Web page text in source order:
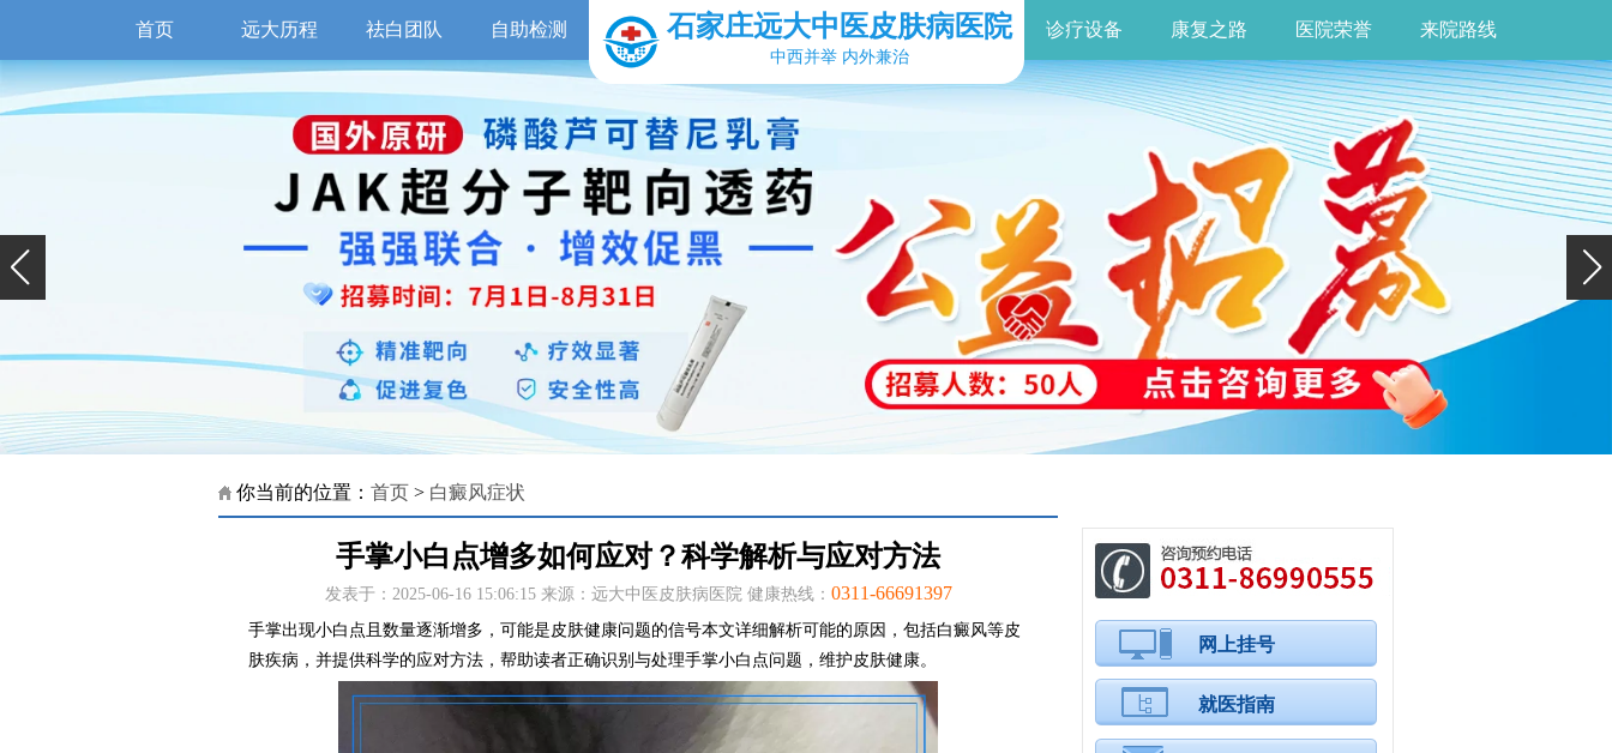
首页 远大历程 祛白团队 自助检测 石家庄远大中医皮肤病医院
中西并举 内外兼治
诊疗设备 康复之路 医院荣誉 来院路线
你当前的位置： 首页 > 白癜风症状
手掌小白点增多如何应对？科学解析与应对方法
发表于：2025-06-16 15:06:15 来源：远大中医皮肤病医院 健康热线： 0311-66691397
手掌出现小白点且数量逐渐增多，可能是皮肤健康问题的信号本文详细解析可能的原因，包括白癜风等皮
肤疾病，并提供科学的应对方法，帮助读者正确识别与处理手掌小白点问题，维护皮肤健康。
网上挂号
就医指南